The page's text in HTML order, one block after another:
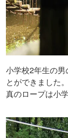
小学校2年生の
とができました
真のロープは小